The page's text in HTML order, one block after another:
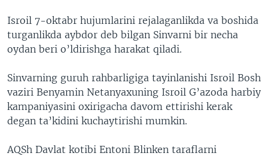
Isroil 7-oktabr hujumlarini rejalaganlikda va boshida
turganlikda aybdor deb bilgan Sinvarni bir necha
oydan beri o’ldirishga harakat qiladi.
Sinvarning guruh rahbarligiga tayinlanishi Isroil Bosh
vaziri Benyamin Netanyaxuning Isroil G’azoda harbiy
kampaniyasini oxirigacha davom ettirishi kerak
degan ta’kidini kuchaytirishi mumkin.
AQSh Davlat kotibi Entoni Blinken taraflarni